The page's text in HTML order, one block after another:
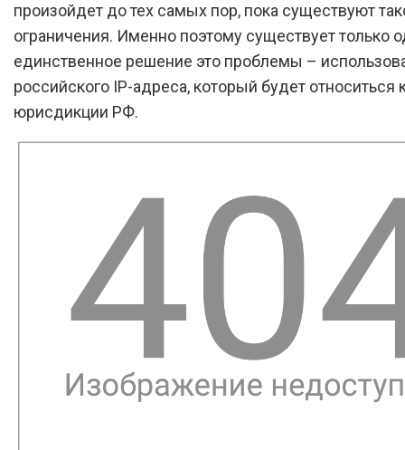
произойдет до тех самых пор, пока существуют
ограничения. Именно поэтому существует только
единственное решение это проблемы –
российского IP-адреса, который будет относиться
юрисдикции РФ.